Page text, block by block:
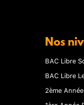
Nos
BAC Libre
BAC Libre
2ème